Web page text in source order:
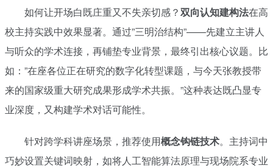
如何让开场白既庄重又不失亲切感？双向认知建构法在高
校主持实践中效果显著。通过”三明治结构”——先建立主讲人
与听众的学术连接，再铺垫专业背景，最终引出核心议题。比
如：”在座各位正在研究的数字化转型课题，与今天张教授带
来的国家级重大研究成果形成学术共振。”这种表达既凸显专
业深度，又构建学术对话可能性。
针对跨学科讲座场景，推荐使用概念钩链技术。主持词中
巧妙设置关键词映射，如将人工智能算法原理与现场院系专业